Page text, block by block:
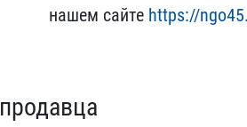
нашем с​айте https://